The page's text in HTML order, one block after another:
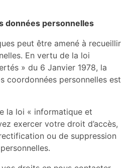
données personnelles
peut être amené à recueillir
En vertu de la loi
» du 6 Janvier 1978, la
coordonnées personnelles est
la loi « informatique et
exercer votre droit d’accès,
ou de suppression